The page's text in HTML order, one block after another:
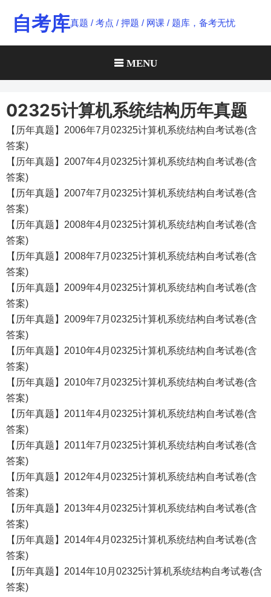
自考库真题 / 考点 / 押题 / 网课 / 题库，备考无忧
MENU
02325计算机系统结构历年真题
【历年真题】2006年7月02325计算机系统结构自考试卷(含
答案)
【历年真题】2007年4月02325计算机系统结构自考试卷(含
答案)
【历年真题】2007年7月02325计算机系统结构自考试卷(含
答案)
【历年真题】2008年4月02325计算机系统结构自考试卷(含
答案)
【历年真题】2008年7月02325计算机系统结构自考试卷(含
答案)
【历年真题】2009年4月02325计算机系统结构自考试卷(含
答案)
【历年真题】2009年7月02325计算机系统结构自考试卷(含
答案)
【历年真题】2010年4月02325计算机系统结构自考试卷(含
答案)
【历年真题】2010年7月02325计算机系统结构自考试卷(含
答案)
【历年真题】2011年4月02325计算机系统结构自考试卷(含
答案)
【历年真题】2011年7月02325计算机系统结构自考试卷(含
答案)
【历年真题】2012年4月02325计算机系统结构自考试卷(含
答案)
【历年真题】2013年4月02325计算机系统结构自考试卷(含
答案)
【历年真题】2014年4月02325计算机系统结构自考试卷(含
答案)
【历年真题】2014年10月02325计算机系统结构自考试卷(含
答案)